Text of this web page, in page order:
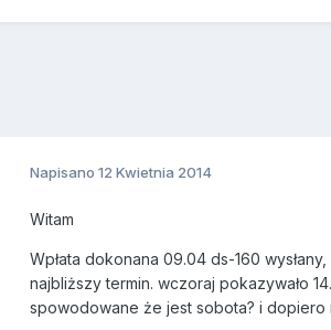
Napisano 12 Kwietnia 2014
Witam
Wpłata dokonana 09.04 ds-160
najbliższy termin. wczoraj pokazywało
spowodowane że jest sobota? i dopiero